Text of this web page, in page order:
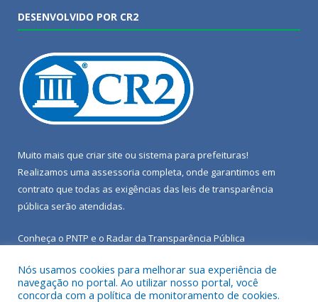
DESENVOLVIDO POR CR2
Muito mais que criar site ou sistema para prefeituras!
Realizamos uma assessoria completa, onde garantimos em
contrato que todas as exigências das leis de transparência
pública serão atendidas.
Conheça o PNTP e o Radar da Transparência Pública
Nós usamos cookies para melhorar sua experiência de
navegação no portal. Ao utilizar nosso portal, você
concorda com a política de monitoramento de cookies.